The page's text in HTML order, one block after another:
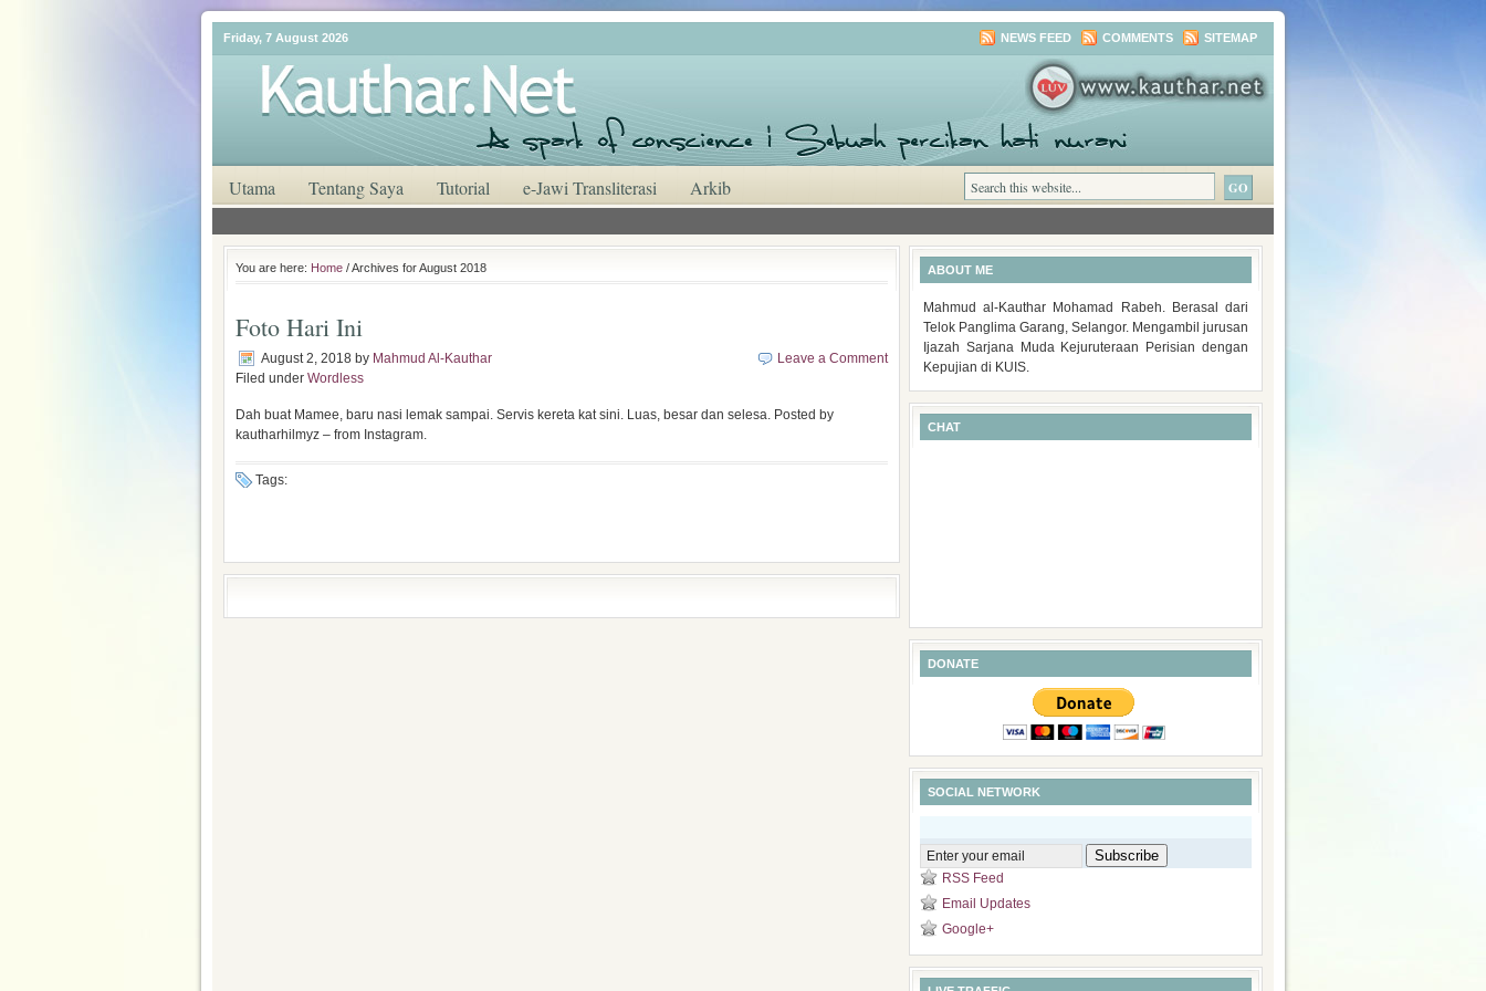
Friday, 7 August 2026 NEWS FEED COMMENTS SITEMAP
Utama Tentang Saya Tutorial e-Jawi Transliterasi Arkib
You are here: Home / Archives for August 2018
Foto Hari Ini
August 2, 2018 by Mahmud Al-Kauthar
Filed under Wordless
Leave a Comment
Dah buat Mamee, baru nasi lemak sampai. Servis kereta kat sini. Luas, besar dan selesa. Posted by
kautharhilmyz – from Instagram.
Tags:
ABOUT ME
Mahmud al-Kauthar Mohamad Rabeh. Berasal dari
Telok Panglima Garang, Selangor. Mengambil jurusan
Ijazah Sarjana Muda Kejuruteraan Perisian dengan
Kepujian di KUIS.
CHAT
DONATE
SOCIAL NETWORK
RSS Feed
Email Updates
Google+